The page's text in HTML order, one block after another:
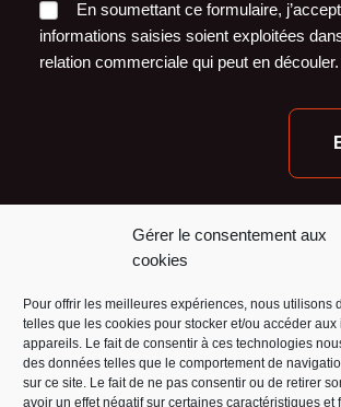
Gérer le consentement aux
cookies
Pour offrir les meilleures expériences, nous utilisons
telles que les cookies pour stocker et/ou accéder
appareils. Le fait de consentir à ces technologies
des données telles que le comportement de
sur ce site. Le fait de ne pas consentir ou de retirer
avoir un effet négatif sur certaines caractéristiques et
En soumettant ce formulaire,
informations saisies soient exploitées
relation commerciale qui peut en découler.